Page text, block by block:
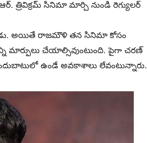
సినిమా మార్చి నుండి రెగ్యులర్
అయితే రాజమౌళి తన సినిమా కోసం
మార్పులు చేయాల్సివుంటుంది. పైగా చరణ్
ఉండే అవకాశాలు లేవంటున్నారు.